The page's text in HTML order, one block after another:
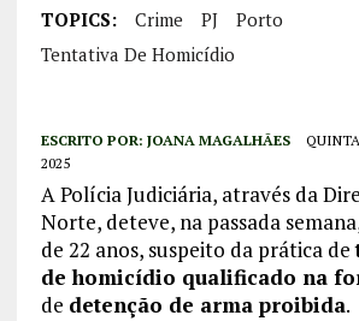
TOPICS: Crime PJ
Porto
Tentativa De Homicídio
ESCRITO POR: JOANA MAGALHÃES
2025
A Polícia Judiciária, através da
Norte, deteve, na passada
de 22 anos, suspeito da prática de
de homicídio qualificado na
de detenção de arma proibida.